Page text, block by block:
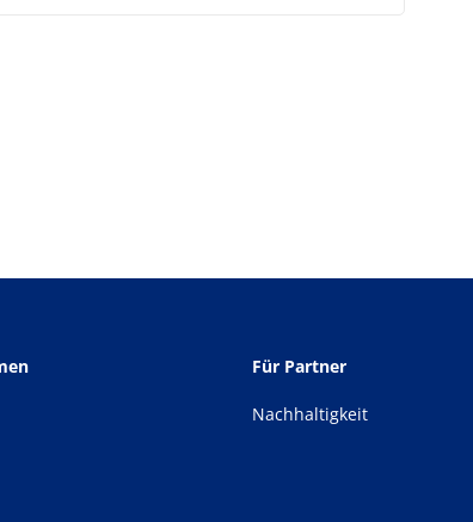
Für Partner
Nachhaltigkeit